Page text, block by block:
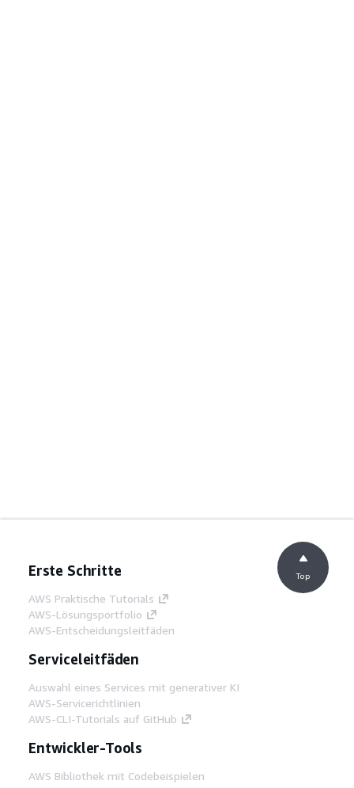
Erste Schritte
AWS Praktische Tutorials
AWS-Lösungsportfolio
AWS-Entscheidungsleitfäden
Serviceleitfäden
Auswahl eines Services mit generativer KI
AWS-Servicerichtlinien
AWS-CLI-Tutorials auf GitHub
Entwickler-Tools
AWS Bibliothek mit Codebeispielen
Top